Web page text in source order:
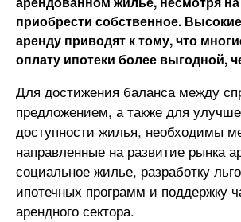
приобрести собственное.
аренду приводят к тому, что
оплату ипотеки более выгодной,
Для достижения баланса между
предложением, а также для
доступности жилья, необходимы
направленные на развитие рынка
социальное жилье, разработку
ипотечных программ и поддержку
арендного сектора.